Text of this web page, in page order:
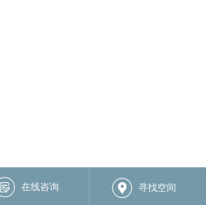
在线咨询 寻找空间